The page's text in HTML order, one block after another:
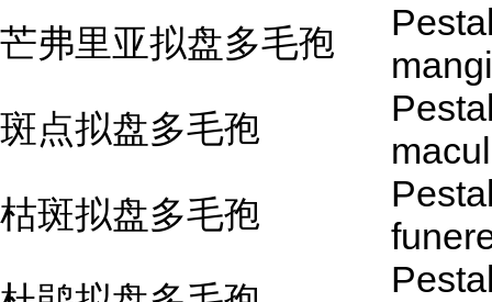
芒弗里亚拟盘多毛孢
斑点拟盘多毛孢
枯斑拟盘多毛孢